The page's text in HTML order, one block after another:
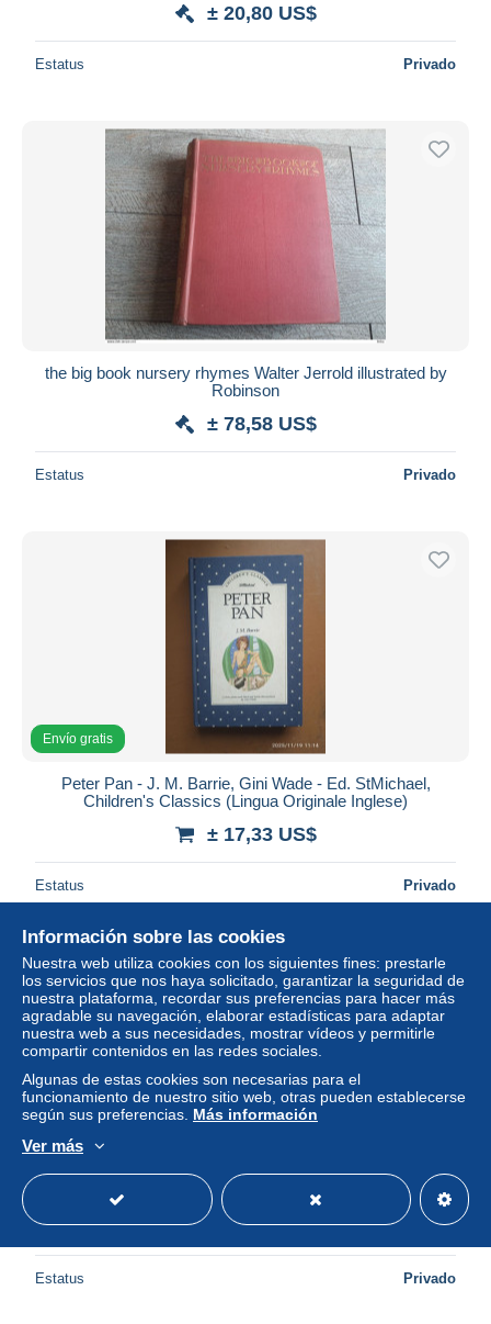
± 20,80 US$
Estatus Privado
the big book nursery rhymes Walter Jerrold illustrated by
Robinson
± 78,58 US$
Estatus Privado
Envío gratis
Peter Pan - J. M. Barrie, Gini Wade - Ed. StMichael,
Children's Classics (Lingua Originale Inglese)
± 17,33 US$
Estatus Privado
Bunty for Girls 1967
± 13,87 US$
Estatus Privado
Información sobre las cookies
Nuestra web utiliza cookies con los siguientes fines: prestarle
los servicios que nos haya solicitado, garantizar la seguridad de
nuestra plataforma, recordar sus preferencias para hacer más
agradable su navegación, elaborar estadísticas para adaptar
nuestra web a sus necesidades, mostrar vídeos y permitirle
compartir contenidos en las redes sociales.
Algunas de estas cookies son necesarias para el
funcionamiento de nuestro sitio web, otras pueden establecerse
según sus preferencias. Más información
Ver más